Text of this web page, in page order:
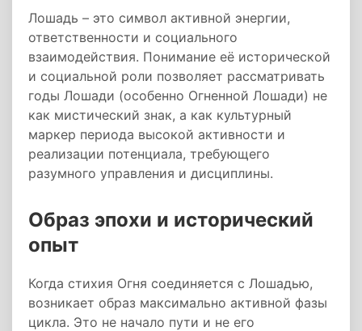
Лошадь – это символ активной энергии,
ответственности и социального
взаимодействия. Понимание её исторической
и социальной роли позволяет рассматривать
годы Лошади (особенно Огненной Лошади) не
как мистический знак, а как культурный
маркер периода высокой активности и
реализации потенциала, требующего
разумного управления и дисциплины.
Образ эпохи и исторический
опыт
Когда стихия Огня соединяется с Лошадью,
возникает образ максимально активной фазы
цикла. Это не начало пути и не его